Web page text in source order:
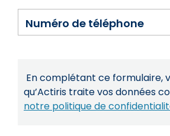
Numéro de téléphone
En complétant ce formulaire,
qu’Actiris traite vos données
notre politique de